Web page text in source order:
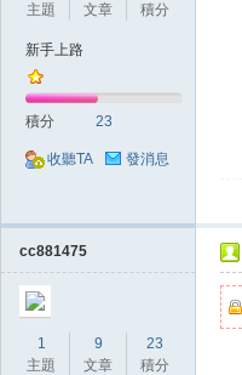
主題
文章
積分
新手上路
積分 23
收聽TA 發消息
cc881475
1
主題
9
文章
23
積分